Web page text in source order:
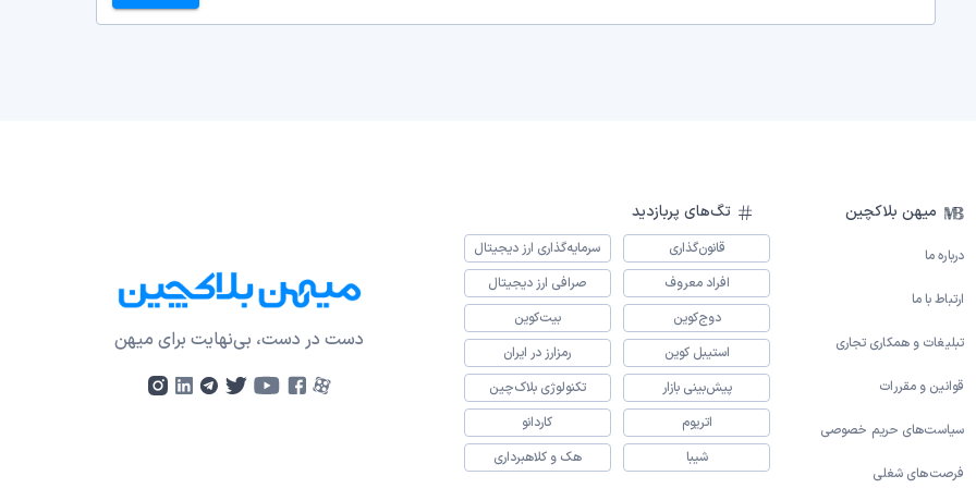
میهن بلاکچین
درباره ما
ارتباط با ما
تبلیغات و همکاری تجاری
قوانین و مقررات
سیاست‌های حریم خصوصی
فرصت‌های شغلی
تگ‌های پربازدید
قانون‌گذاری
سرمایه‌گذاری ارز دیجیتال
افراد معروف
صرافی ارز دیجیتال
دوج‌کوین
بیت‌کوین
استیبل کوین
رمزارز در ایران
پیش‌بینی بازار
تکنولوژی بلاک‌چین
اتریوم
کاردانو
شیبا
هک و کلاهبرداری
دست در دست، بی‌نهایت برای میهن